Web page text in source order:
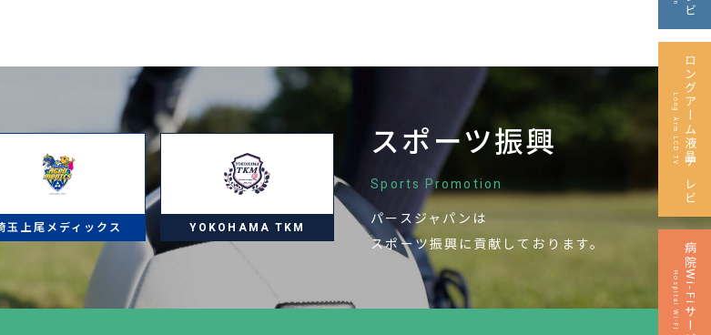
スポーツ振興
Sports Promotion
パースジャパンは
スポーツ振興に貢献しております。
玉上尾メディックス YOKOHAMA TKM
ロングアーム液晶テレビ
Long Arm LCD TV
病院Wi-Fiサービス
Hospital Wi-Fi